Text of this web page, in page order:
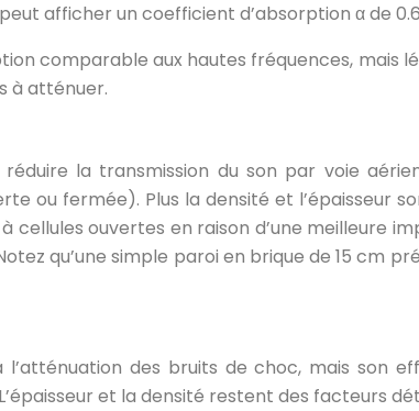
afficher un coefficient d’absorption α de
comparable aux hautes fréquences, mais
à atténuer.
la transmission du son par voie
ou fermée). Plus la densité et l’épaisseur
ouvertes en raison d’une meilleure
qu’une simple paroi en brique de 15 cm
des bruits de choc, mais son
et la densité restent des facteurs